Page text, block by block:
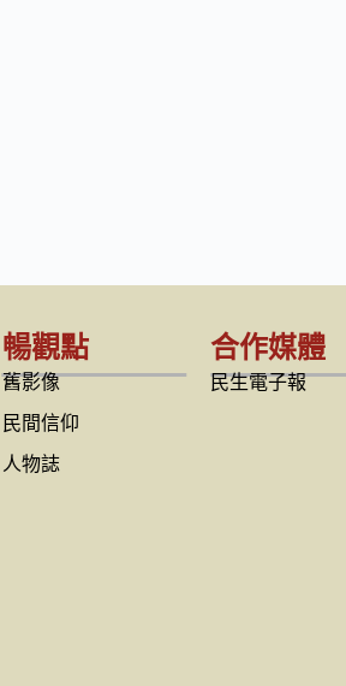
暢觀點
舊影像
民間信仰
人物誌
合作媒體
民生電子報